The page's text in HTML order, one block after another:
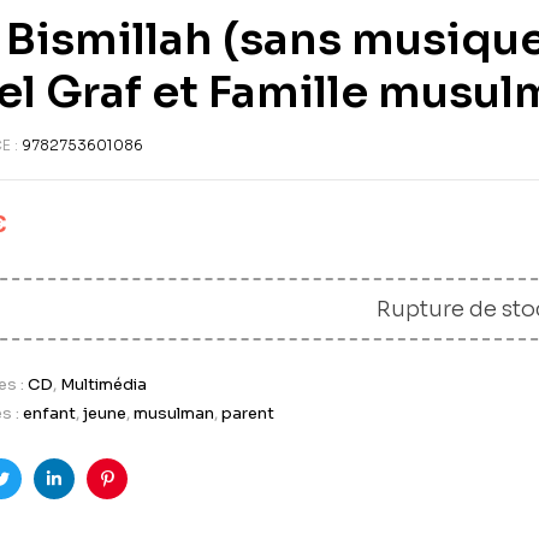
Bismillah (sans
Graf et Famille
: 9782753601086
Rupture de
: CD, Multimédia
: enfant,jeune,musulman,parent
TwitterLinkedInPinterest